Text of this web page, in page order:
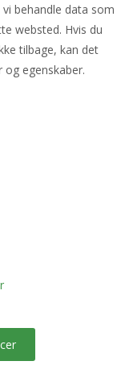
behandle data som
websted. Hvis du
tilbage, kan det
og egenskaber.